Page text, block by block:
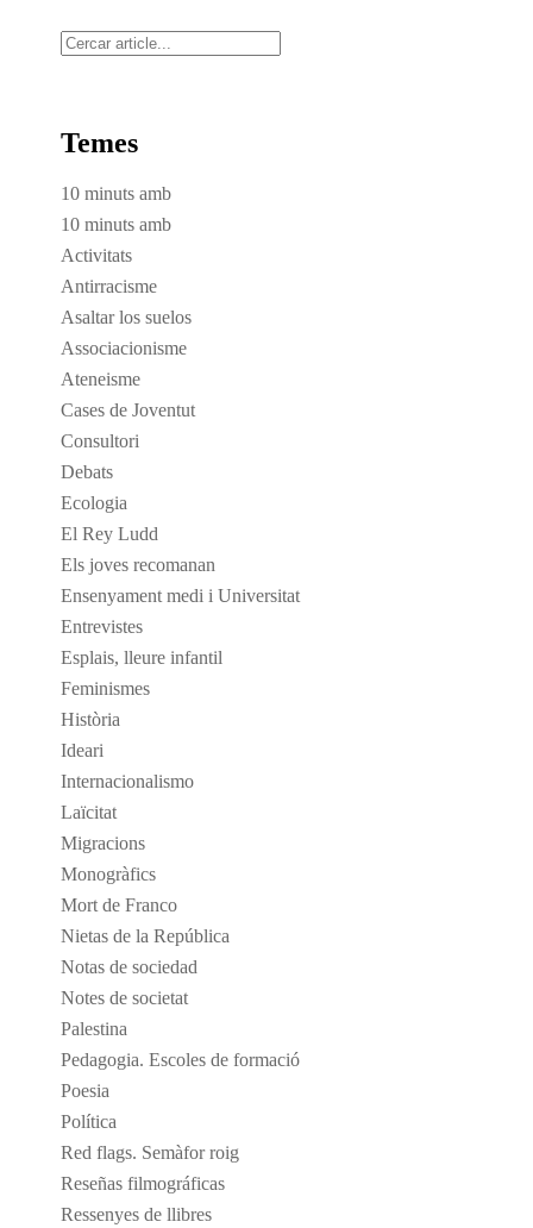
Cerca
Temes
10 minuts amb
10 minuts amb
Activitats
Antirracisme
Asaltar los suelos
Associacionisme
Ateneisme
Cases de Joventut
Consultori
Debats
Ecologia
El Rey Ludd
Els joves recomanan
Ensenyament medi i Universitat
Entrevistes
Esplais, lleure infantil
Feminismes
Història
Ideari
Internacionalismo
Laïcitat
Migracions
Monogràfics
Mort de Franco
Nietas de la República
Notas de sociedad
Notes de societat
Palestina
Pedagogia. Escoles de formació
Poesia
Política
Red flags. Semàfor roig
Reseñas filmográficas
Ressenyes de llibres